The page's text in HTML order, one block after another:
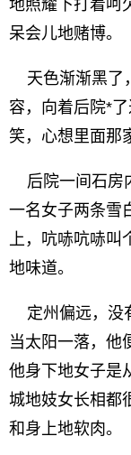
地照耀下打着呵
呆会儿地赌博。
天色渐渐黑了
容，向着后院*
笑，心想里面那
后院一间石房
一名女子两条雪
上，吭哧吭哧叫
地味道。
定州偏远，没
当太阳一落，他
他身下地女子是
城地妓女长相都
和身上地软肉。